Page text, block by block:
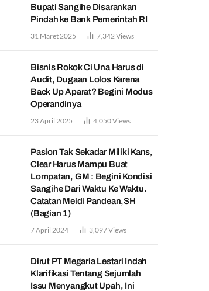
Bupati Sangihe Disarankan
Pindah ke Bank Pemerintah RI
31 Maret 2025 7,342 Views
Bisnis Rokok Ci Una Harus di
Audit, Dugaan Lolos Karena
Back Up Aparat? Begini Modus
Operandinya
23 April 2025 4,050Views
Paslon Tak Sekadar Miliki Kans,
Clear Harus Mampu Buat
Lompatan, GM : Begini Kondisi
Sangihe Dari Waktu Ke Waktu.
Catatan Meidi Pandean,SH
(Bagian 1)
7 April 2024 3,097Views
Dirut PT Megaria Lestari Indah
Klarifikasi Tentang Sejumlah
Issu Menyangkut Upah, Ini